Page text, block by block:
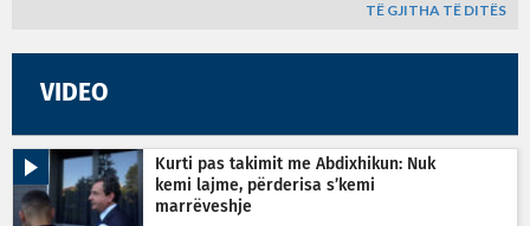
TË GJITHA TË DITËS
VIDEO
Kurti pas takimit me Abdixhikun: Nuk
kemi lajme, përderisa s’kemi
marrëveshje